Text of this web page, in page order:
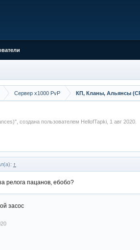
Сервер x1000 PvP КП, Кланы, Альянсы
", создана пользователем HellofTapki 1 авг 2020
↑
релога пацанов, ебобо?
засос